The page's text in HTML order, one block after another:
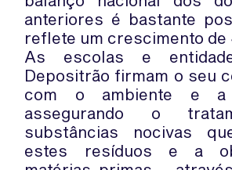
anteriores é bastante
reflete um crescimento de
As escolas e
Depositrão firmam o seu
com o ambiente e a
assegurando o
substâncias nocivas
estes resíduos e a